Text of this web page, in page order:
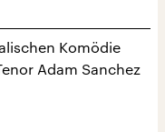
Komödie
Adam Sanchez